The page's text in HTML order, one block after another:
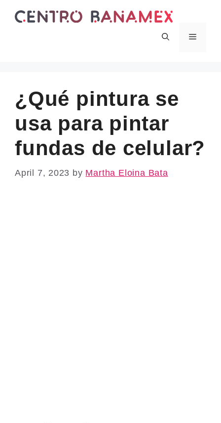
Menu
¿Qué pintura se
usa para pintar
fundas de celular?
April 7, 2023 by Martha Eloina Bata